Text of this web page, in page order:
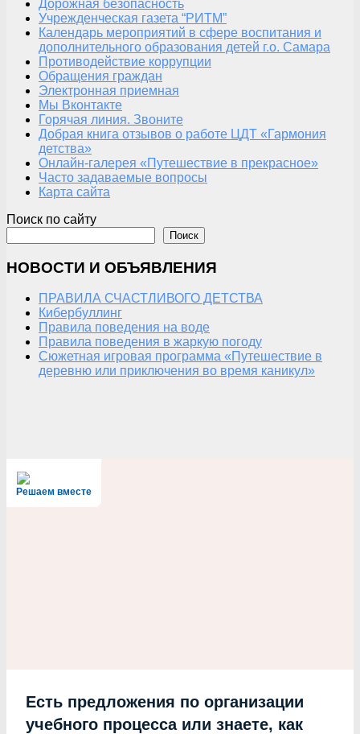
Дорожная безопасность
Учрежденческая газета “РИТМ”
Календарь мероприятий в сфере воспитания и
дополнительного образования детей г.о. Самара
Противодействие коррупции
Обращения граждан
Электронная приемная
Мы Вконтакте
Горячая линия. Звоните
Добрая книга отзывов о работе ЦДТ «Гармония
детства»
Онлайн-галерея «Путешествие в прекрасное»
Часто задаваемые вопросы
Карта сайта
Поиск по сайту
Поиск
НОВОСТИ И ОБЪЯВЛЕНИЯ
ПРАВИЛА СЧАСТЛИВОГО ДЕТСТВА
Кибербуллинг
Правила поведения на воде
Правила поведения в жаркую погоду
Сюжетная игровая программа «Путешествие в
деревню или приключения во время каникул»
Решаем вместе
Есть предложения по организации
учебного процесса или знаете, как